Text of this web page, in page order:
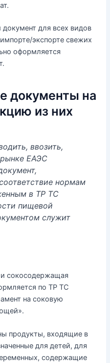
для всех видов
экспорте свежих
оформляется
документы на
из них
ввозить,
ЕАЭС
нормам
в ТР ТС
пищевой
служит
сокосодержащая
по ТР ТС
на соковую
продукты, входящие в
для детей, для
содержащие